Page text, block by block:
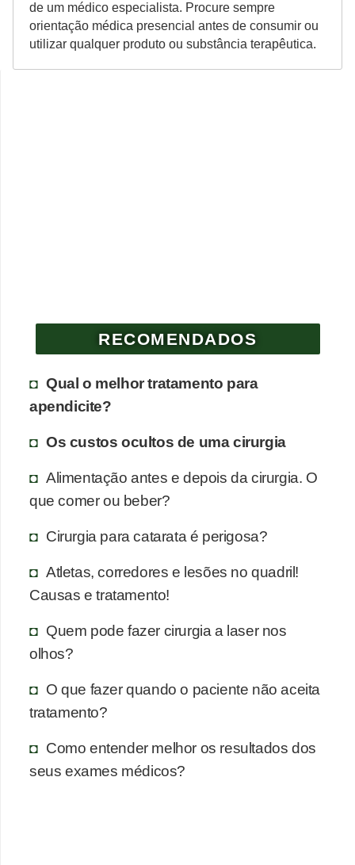
de um médico especialista. Procure sempre
orientação médica presencial antes de consumir ou
utilizar qualquer produto ou substância terapêutica.
RECOMENDADOS
Qual o melhor tratamento para
apendicite?
Os custos ocultos de uma cirurgia
Alimentação antes e depois da cirurgia. O
que comer ou beber?
Cirurgia para catarata é perigosa?
Atletas, corredores e lesões no quadril!
Causas e tratamento!
Quem pode fazer cirurgia a laser nos
olhos?
O que fazer quando o paciente não aceita
tratamento?
Como entender melhor os resultados dos
seus exames médicos?